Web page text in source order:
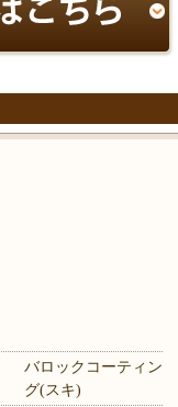
バロックコーティン
グ(スキ)